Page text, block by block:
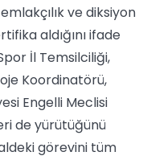
ve diksiyon
aldığını ifade
İl Temsilciliği,
Koordinatörü,
Engelli Meclisi
de yürütüğünü
görevini tüm